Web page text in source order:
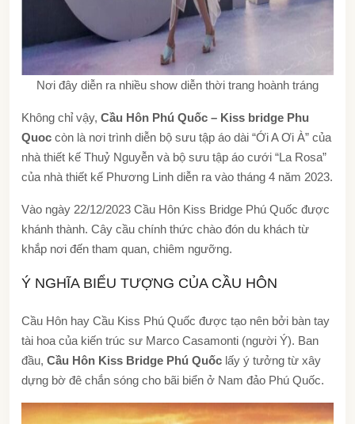
Nơi đây diễn ra nhiều show diễn thời trang hoành tráng
Không chỉ vậy, Cầu Hôn Phú Quốc – Kiss bridge Phu
Quoc còn là nơi trình diễn bộ sưu tập áo dài “Ới A Ơi À” của
nhà thiết kế Thuỷ Nguyễn và bộ sưu tập áo cưới “La Rosa”
của nhà thiết kế Phương Linh diễn ra vào tháng 4 năm 2023.
Vào ngày 22/12/2023 Cầu Hôn Kiss Bridge Phú Quốc được
khánh thành. Cây cầu chính thức chào đón du khách từ
khắp nơi đến tham quan, chiêm ngưỡng.
Ý NGHĨA BIỂU TƯỢNG CỦA CẦU HÔN
Cầu Hôn hay Cầu Kiss Phú Quốc được tạo nên bởi bàn tay
tài hoa của kiến trúc sư Marco Casamonti (người Ý). Ban
đầu, Cầu Hôn Kiss Bridge Phú Quốc lấy ý tưởng từ xây
dựng bờ đê chắn sóng cho bãi biển ở Nam đảo Phú Quốc.